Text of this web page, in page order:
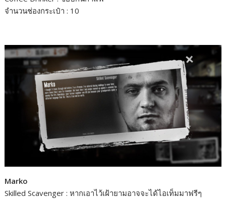
จำนวนช่องกระเป๋า : 10
Marko
Skilled Scavenger : หากเอาไว้เฝ้ายามอาจจะได้ไอเท็มมาฟรีๆ